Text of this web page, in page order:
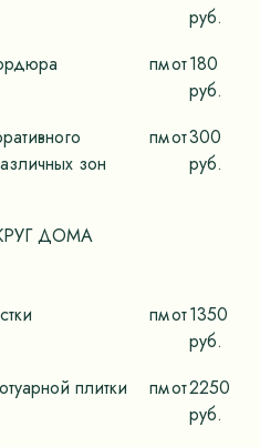
руб.
пмот180
руб.
зон
пмот300
руб.
ДОМА
пмот1350
руб.
плитки
пмот2250
руб.